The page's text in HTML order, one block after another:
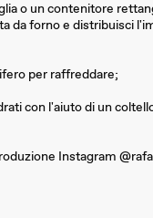
o un contenitore
da forno e distribuisci
per raffreddare;
con l'aiuto di un
Instagram